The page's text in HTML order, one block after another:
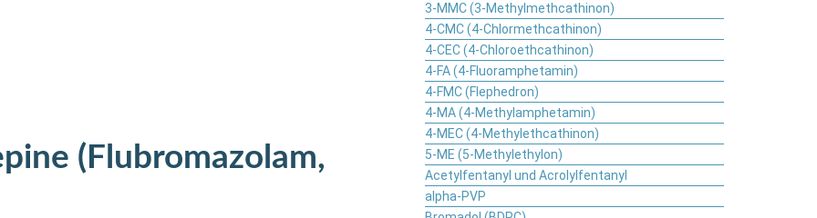
(Flubromazolam,
3-MMC (3-Methylmethcathinon)
4-CMC (4-Chlormethcathinon)
4-CEC (4-Chloroethcathinon)
4-FA (4-Fluoramphetamin)
4-FMC (Flephedron)
4-MA (4-Methylamphetamin)
4-MEC (4-Methylethcathinon)
5-ME (5-Methylethylon)
Acetylfentanyl und Acrolylfentanyl
alpha-PVP